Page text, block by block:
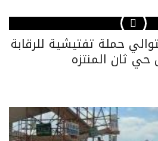
حملة تفتيشية للرقابة
ثان المنتزه